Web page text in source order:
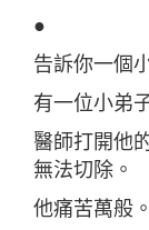
●
告訴你一個
有一位小弟
醫師打開他
無法切除。
他痛苦萬般。